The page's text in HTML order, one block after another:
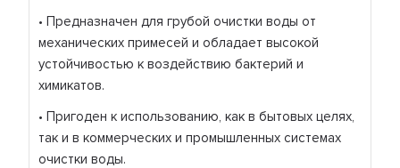
• Предназначен для грубой очистки воды от
механических примесей и обладает высокой
устойчивостью к воздействию бактерий и
химикатов.
• Пригоден к использованию, как в бытовых целях,
так и в коммерческих и промышленных системах
очистки воды.